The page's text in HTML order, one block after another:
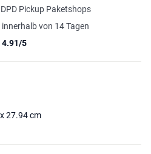
DPD Pickup Paketshops
innerhalb von 14 Tagen
4.91/5
27.94 cm